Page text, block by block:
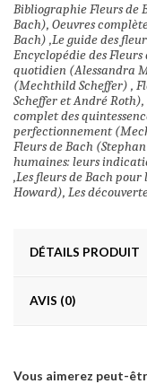
Bibliographie Fleurs de
Bach), Oeuvres
Bach) ,Le guide des
Encyclopédie des
quotidien (Alessandra
(Mechthild Scheffer) ,
Scheffer et André
complet des
perfectionnement
Fleurs de Bach
humaines: leurs
,Les fleurs de Bach
Howard), Les
DÉTAILS PRODUIT
AVIS (0)
Vous aimerez peut-